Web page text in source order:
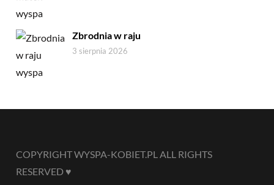
Zbrodnia w raju
3 sierpnia 2026
COPYRIGHT WYSPA-KOBIET.PL ALL RIGHTS
RESERVED ♥